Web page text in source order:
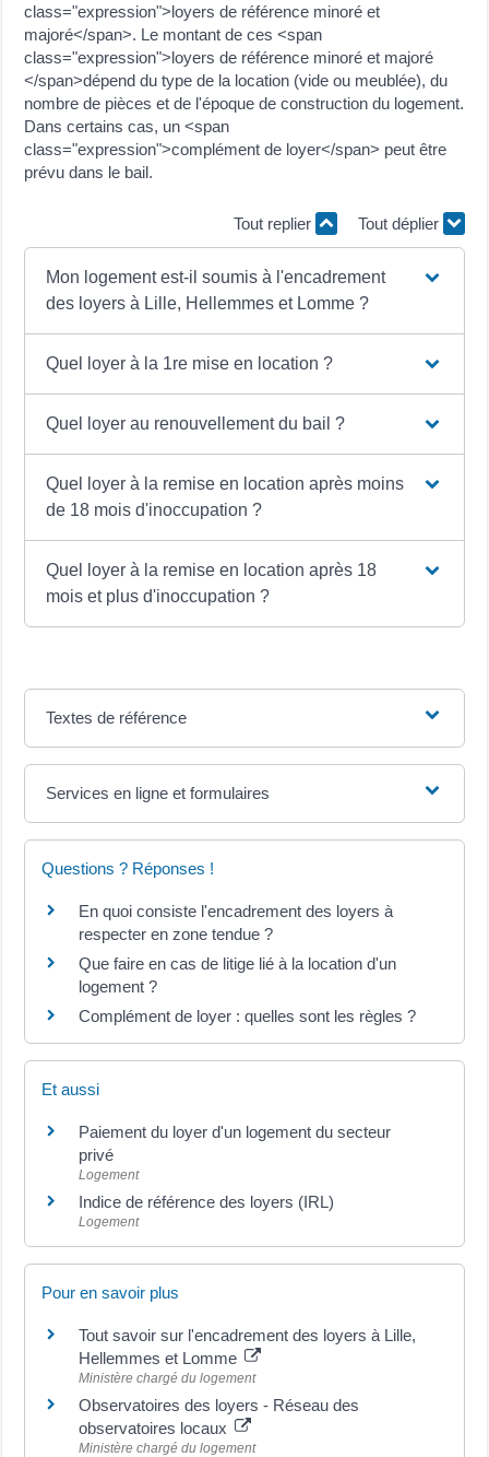
class="expression">loyers de référence minoré et
majoré</span>. Le montant de ces <span
class="expression">loyers de référence minoré et majoré
</span>dépend du type de la location (vide ou meublée), du
nombre de pièces et de l'époque de construction du logement.
Dans certains cas, un <span
class="expression">complément de loyer</span> peut être
prévu dans le bail.
Tout replier Tout déplier
Mon logement est-il soumis à l'encadrement
des loyers à Lille, Hellemmes et Lomme ?
Quel loyer à la 1re mise en location ?
Quel loyer au renouvellement du bail ?
Quel loyer à la remise en location après moins
de 18 mois d'inoccupation ?
Quel loyer à la remise en location après 18
mois et plus d'inoccupation ?
Textes de référence
Services en ligne et formulaires
Questions ? Réponses !
En quoi consiste l'encadrement des loyers à
respecter en zone tendue ?
Que faire en cas de litige lié à la location d'un
logement ?
Complément de loyer : quelles sont les règles ?
Et aussi
Paiement du loyer d'un logement du secteur
privé
Logement
Indice de référence des loyers (IRL)
Logement
Pour en savoir plus
Tout savoir sur l'encadrement des loyers à Lille,
Hellemmes et Lomme
Ministère chargé du logement
Observatoires des loyers - Réseau des
observatoires locaux
Ministère chargé du logement